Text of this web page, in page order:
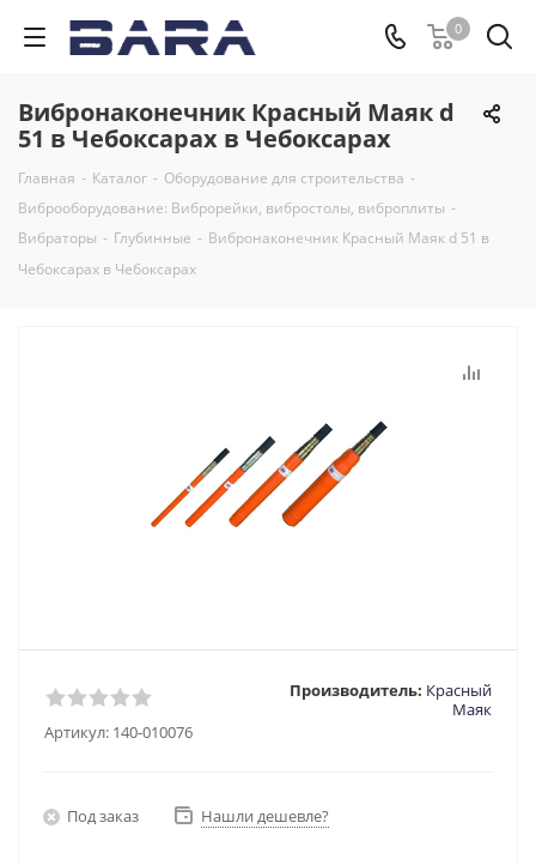
0
Вибронаконечник Красный Маяк d
51 в Чебоксарах в Чебоксарах
Главная - Каталог - Оборудование для строительства -
Виброоборудование: Виброрейки, вибростолы, виброплиты -
Вибраторы - Глубинные - Вибронаконечник Красный Маяк d 51 в
Чебоксарах в Чебоксарах
Артикул: 140-010076
Производитель: Красный
Маяк
Под заказ Нашли дешевле?